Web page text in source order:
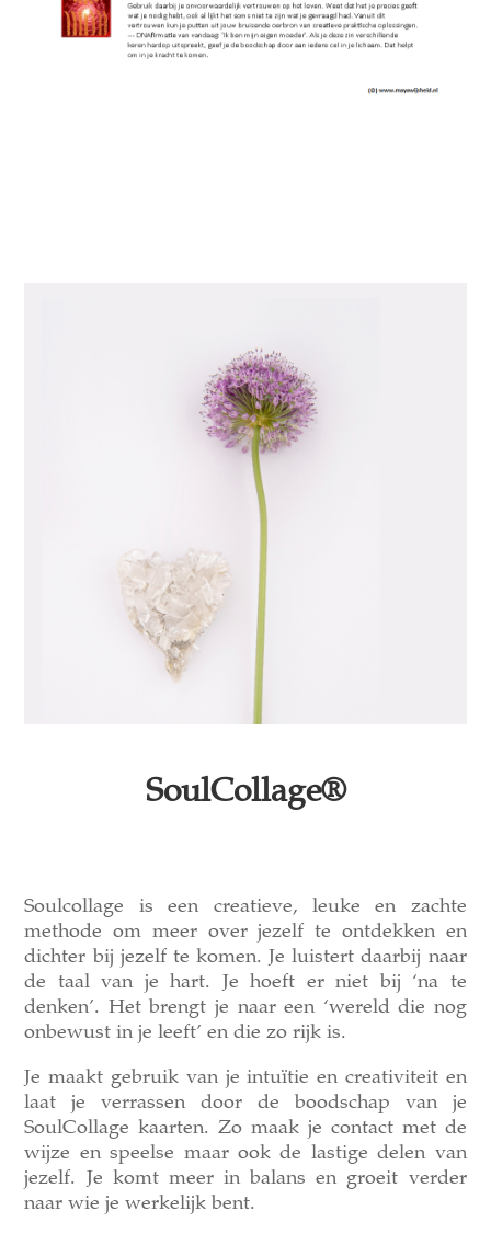
SoulCollage®
Soulcollage is een creatieve, leuke en zachte
methode om meer over jezelf te ontdekken en
dichter bij jezelf te komen. Je luistert daarbij naar
de taal van je hart. Je hoeft er niet bij ‘na te
denken’. Het brengt je naar een ‘wereld die nog
onbewust in je leeft’ en die zo rijk is.
Je maakt gebruik van je intuïtie en creativiteit en
laat je verrassen door de boodschap van je
SoulCollage kaarten. Zo maak je contact met de
wijze en speelse maar ook de lastige delen van
jezelf. Je komt meer in balans en groeit verder
naar wie je werkelijk bent.